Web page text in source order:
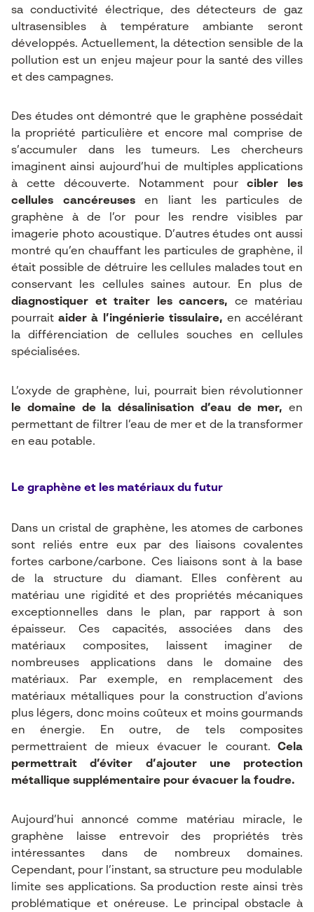
sa conductivité électrique, des détecteurs de gaz
ultrasensibles à température ambiante seront
développés. Actuellement, la détection sensible de la
pollution est un enjeu majeur pour la santé des villes
et des campagnes.
Des études ont démontré que le graphène possédait
la propriété particulière et encore mal comprise de
s’accumuler dans les tumeurs. Les chercheurs
imaginent ainsi aujourd’hui de multiples applications
à cette découverte. Notamment pourcibler les
cellules cancéreusesen liant les particules de
graphène à de l’or pour les rendre visibles par
imagerie photo acoustique. D’autres études ont aussi
montré qu’en chauffant les particules de graphène, il
était possible de détruire les cellules malades tout en
conservant les cellules saines autour. En plus de
diagnostiquer et traiter les cancers, ce matériau
pourraitaider à l’ingénierie tissulaire, en accélérant
la différenciation de cellules souches en cellules
spécialisées.
L’oxyde de graphène, lui, pourrait bien révolutionner
le domaine de la désalinisation d’eau de mer, en
permettant de filtrer l’eau de mer et de la transformer
en eau potable.
Le graphène et les matériaux du futur
Dans un cristal de graphène, les atomes de carbones
sont reliés entre eux par des liaisons covalentes
fortes carbone/carbone. Ces liaisons sont à la base
de la structure du diamant. Elles confèrent au
matériau une rigidité et des propriétés mécaniques
exceptionnelles dans le plan, par rapport à son
épaisseur. Ces capacités, associées dans des
matériaux composites, laissent imaginer de
nombreuses applications dans le domaine des
matériaux. Par exemple, en remplacement des
matériaux métalliques pour la construction d’avions
plus légers, donc moins coûteux et moins gourmands
en énergie. En outre, de tels composites
permettraient de mieux évacuer le courant. Cela
permettrait d’éviter d’ajouter une protection
métallique supplémentaire pour évacuer la foudre.
Aujourd’hui annoncé comme matériau miracle, le
graphène laisse entrevoir des propriétés très
intéressantes dans de nombreux domaines.
Cependant, pour l’instant, sa structure peu modulable
limite ses applications. Sa production reste ainsi très
problématique et onéreuse. Le principal obstacle à